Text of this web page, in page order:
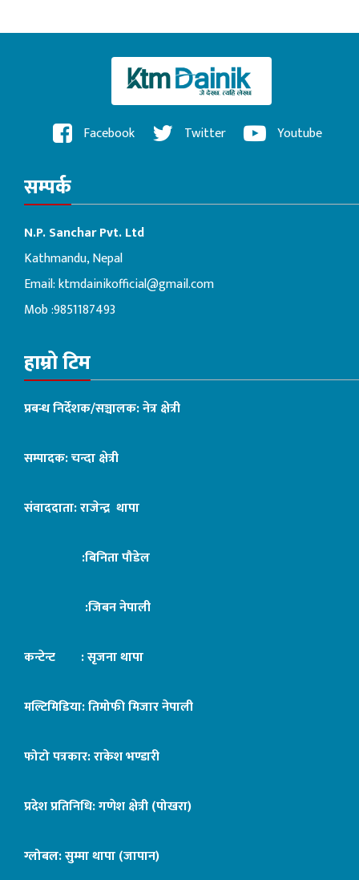
Facebook Twitter Youtube
सम्पर्क
N.P. Sanchar Pvt. Ltd
Kathmandu, Nepal
Email:ktmdainikofficial@gmail.com
Mob :9851187493
हाम्रो टिम
प्रबन्ध निर्देशक/सञ्चालक: नेत्र क्षेत्री
सम्पादक: चन्दा क्षेत्री
संवाददाता: राजेन्द्र थापा
:बिनिता पौडेल
:जिबन नेपाली
कन्टेन्ट : सृजना थापा
मल्टिमिडिया: तिमोफी मिजार नेपाली
फोटो पत्रकार: राकेश भण्डारी
प्रदेश प्रतिनिधि: गणेश क्षेत्री (पोखरा)
ग्लोबल: सुम्मा थापा (जापान)